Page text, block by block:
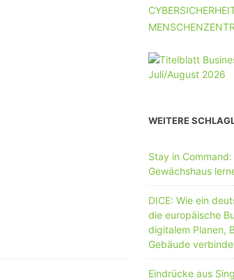
WEITERE
Stay in
Gewächshaus
DICE: Wie ein
die europäische
digitalem Planen,
Gebäude
Eindrücke aus